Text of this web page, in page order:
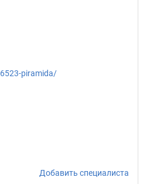
piramida/
Добавить специалиста